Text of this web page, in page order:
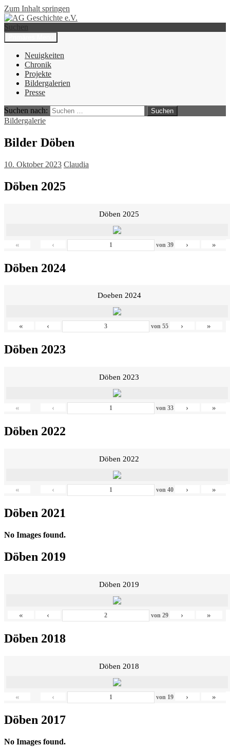
Zum Inhalt springen
AG Geschichte e.V.
Suchen
Neuigkeiten
Chronik
Projekte
Bildergalerien
Presse
Suchen nach:
Bildergalerie
Bilder Döben
10. Oktober 2023 Claudia
Döben 2025
Döben 2025
« ‹ von 39 › »
Döben 2024
Doeben 2024
« ‹ von 55 › »
Döben 2023
Döben 2023
« ‹ von 33 › »
Döben 2022
Döben 2022
« ‹ von 40 › »
Döben 2021
No Images found.
Döben 2019
Döben 2019
« ‹ von 29 › »
Döben 2018
Döben 2018
« ‹ von 19 › »
Döben 2017
No Images found.